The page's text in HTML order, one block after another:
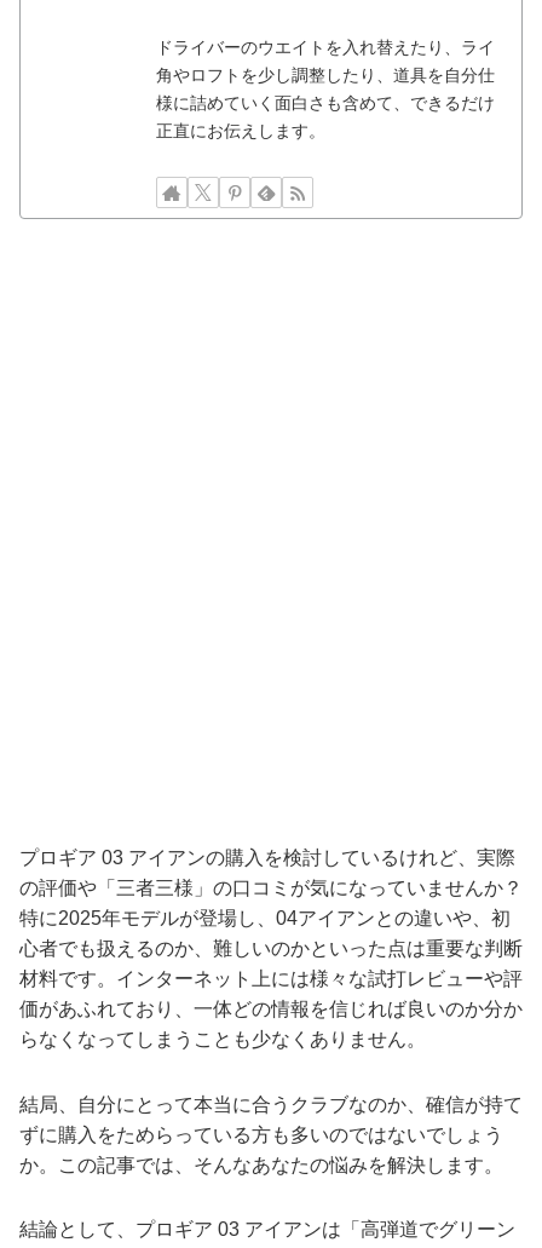
ドライバーのウエイトを入れ替えたり、ライ
角やロフトを少し調整したり、道具を自分仕
様に詰めていく面白さも含めて、できるだけ
正直にお伝えします。
プロギア 03 アイアンの購入を検討しているけれど、実際
の評価や「三者三様」の口コミが気になっていませんか？
特に2025年モデルが登場し、04アイアンとの違いや、初
心者でも扱えるのか、難しいのかといった点は重要な判断
材料です。インターネット上には様々な試打レビューや評
価があふれており、一体どの情報を信じれば良いのか分か
らなくなってしまうことも少なくありません。
結局、自分にとって本当に合うクラブなのか、確信が持て
ずに購入をためらっている方も多いのではないでしょう
か。この記事では、そんなあなたの悩みを解決します。
結論として、プロギア 03 アイアンは「高弾道でグリーン